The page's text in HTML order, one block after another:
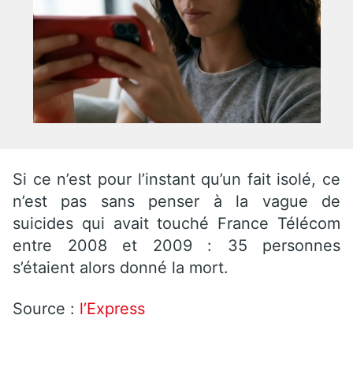
Si ce n’est pour l’instant qu’un fait isolé, ce
n’est pas sans penser à la vague de
suicides qui avait touché France Télécom
entre 2008 et 2009 : 35 personnes
s’étaient alors donné la mort.
Source : l’Express